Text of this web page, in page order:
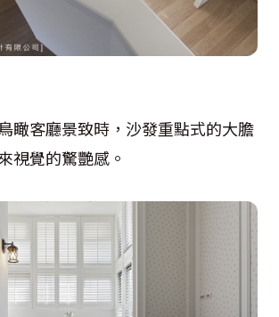
瞰客廳景致時，沙發重點式的大膽
視覺的驚艷感。